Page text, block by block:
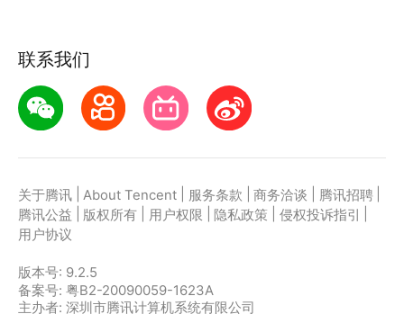
联系我们
关于腾讯 About Tencent 服务条款 商务洽谈 腾讯招聘
腾讯公益
版权所有 用户权限 隐私政策 侵权投诉指引
用户协议
版本号: 9.2.5
备案号: 粤B2-20090059-1623A
主办者: 深圳市腾讯计算机系统有限公司